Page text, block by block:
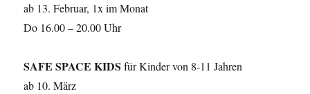
ab 13. Februar, 1x im Monat
Do 16.00 – 20.00 Uhr
SAFE SPACE KIDSfür Kinder von 8-11 Jahren
ab 10. März